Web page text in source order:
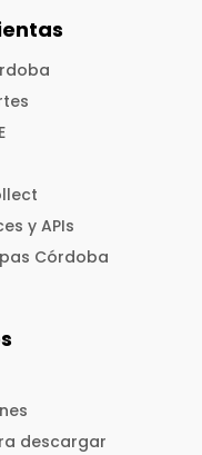
y APIs
Córdoba
descargar